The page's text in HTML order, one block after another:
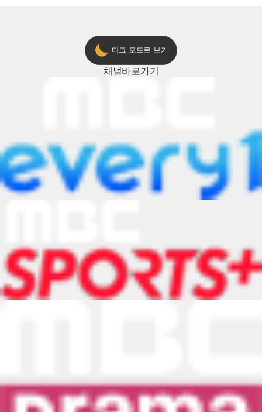
다크 모드로 보기
채널바로가기